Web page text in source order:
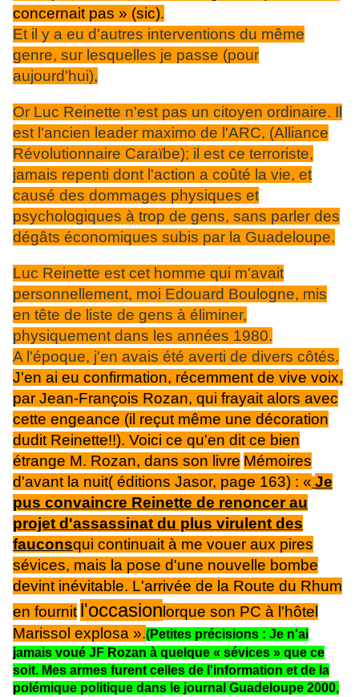
concernait pas » (sic).
Et il y a eu d'autres interventions du même
genre, sur lesquelles je passe (pour
aujourd'hui),
Or Luc Reinette n'est pas un citoyen ordinaire. Il
est l'ancien leader maximo de l'ARC, (Alliance
Révolutionnaire Caraïbe); il est ce terroriste,
jamais repenti dont l'action a coûté la vie, et
causé des dommages physiques et
psychologiques à trop de gens, sans parler des
dégâts économiques subis par la Guadeloupe.
Luc Reinette est cet homme qui m'avait
personnellement, moi Edouard Boulogne, mis
en tête de liste de gens à éliminer,
physiquement dans les années 1980.
A l'époque, j'en avais été averti de divers côtés.
J'en ai eu confirmation, récemment de vive voix,
par Jean-François Rozan, qui frayait alors avec
cette engeance (il reçut même une décoration
dudit Reinette!!). Voici ce qu'en dit ce bien
étrange M. Rozan, dans son livre Mémoires
d'avant la nuit( éditions Jasor, page 163) : « Je
pus convaincre Reinette de renoncer au
projet d'assassinat du plus virulent des
fauconsqui continuait à me vouer aux pires
sévices, mais la pose d'une nouvelle bombe
devint inévitable. L'arrivée de la Route du Rhum
en fournit l'occasion lorque son PC à l'hôtel
Marissol explosa ».(Petites précisions : Je n'ai
jamais voué JF Rozan à quelque « sévices » que ce
soit. Mes armes furent celles de l'information et de la
polémique politique dans le journal Guadeloupe 2000,